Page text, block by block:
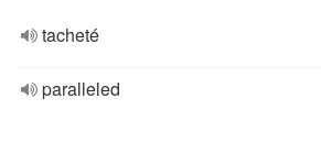
tacheté
paralleled